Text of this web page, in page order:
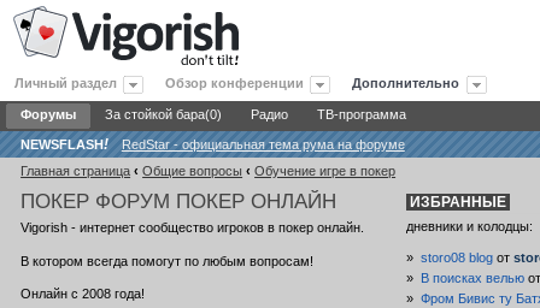
Личный раздел Обзор конференции Дополнительно
Форумы За стойкой бара(0) Радио ТВ-программа
NEWSFLASH!
RedStar - официальная тема рума на форуме
Главная страница ‹ Общие вопросы ‹ Обучение игре в покер
ПОКЕР ФОРУМ ПОКЕР ОНЛАЙН
Vigorish - интернет сообщество игроков в покер онлайн.
В котором всегда помогут по любым вопросам!
Онлайн с 2008 года!
ИЗБРАННЫЕ
дневники и колодцы:
»storo08 blog от
»
В поисках велью
»Фром Бивис ту